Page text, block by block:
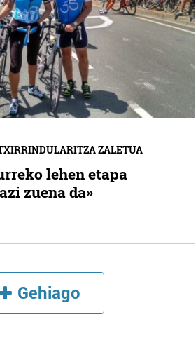
ZALETUA
lehen etapa
zuena da»
Gehiago